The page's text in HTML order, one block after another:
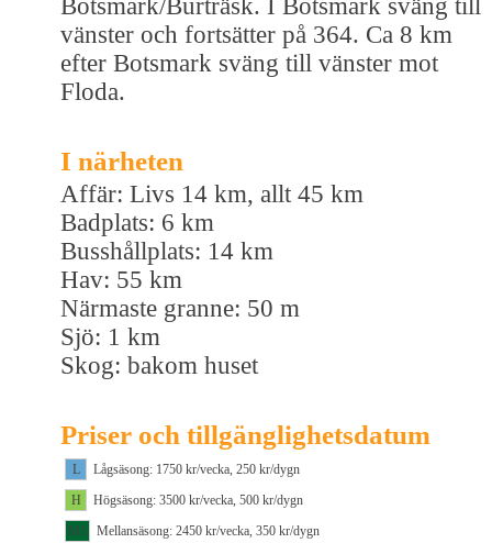
Botsmark/Burträsk. I Botsmark sväng till
vänster och fortsätter på 364. Ca 8 km
efter Botsmark sväng till vänster mot
Floda.
I närheten
Affär: Livs 14 km, allt 45 km
Badplats: 6 km
Busshållplats: 14 km
Hav: 55 km
Närmaste granne: 50 m
Sjö: 1 km
Skog: bakom huset
Priser och tillgänglighetsdatum
L
Lågsäsong: 1750 kr/vecka, 250 kr/dygn
H
Högsäsong: 3500 kr/vecka, 500 kr/dygn
M1
Mellansäsong: 2450 kr/vecka, 350 kr/dygn